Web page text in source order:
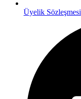
Üyelik Sözleşmesi